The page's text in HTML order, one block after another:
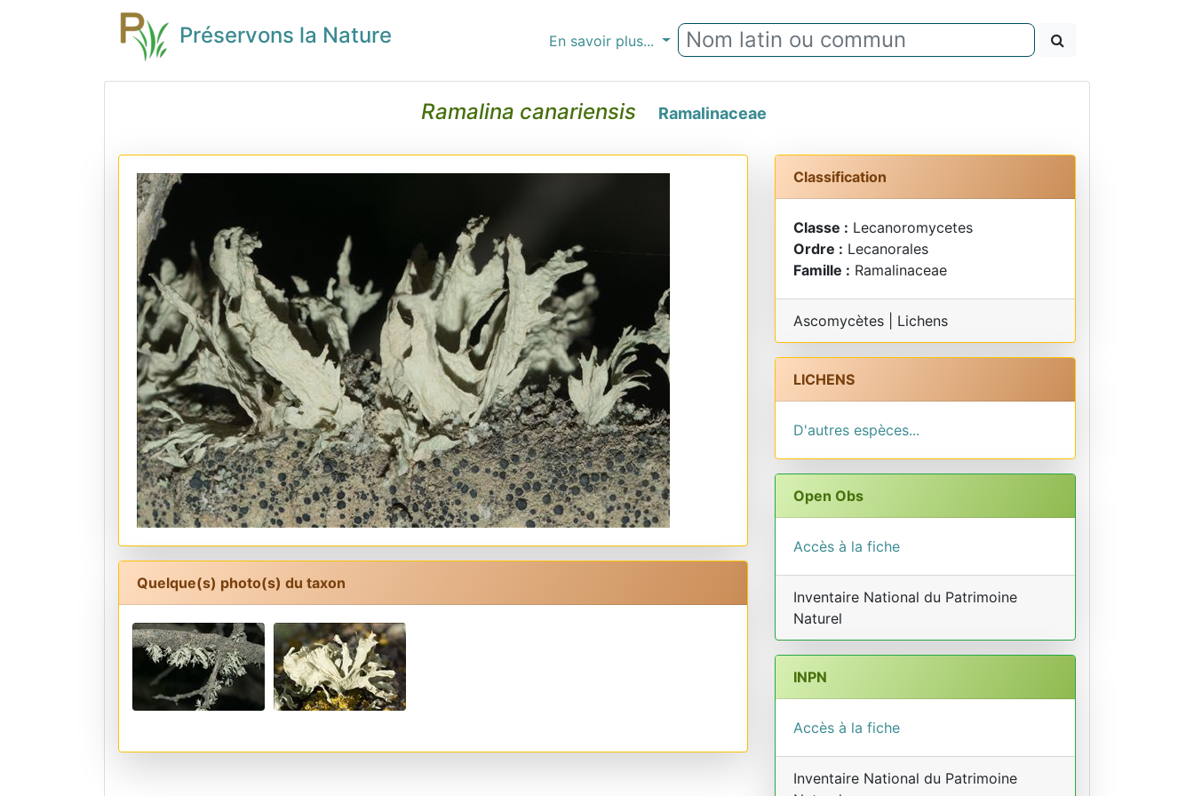
Préservons la Nature En savoir plus...
Ramalina canariensis Ramalinaceae
Quelque(s) photo(s) du taxon
Classification
Classe : Lecanoromycetes
Ordre : Lecanorales
Famille : Ramalinaceae
Ascomycètes | Lichens
LICHENS
D'autres espèces...
Open Obs
Accès à la fiche
Inventaire National du Patrimoine
Naturel
INPN
Accès à la fiche
Inventaire National du Patrimoine